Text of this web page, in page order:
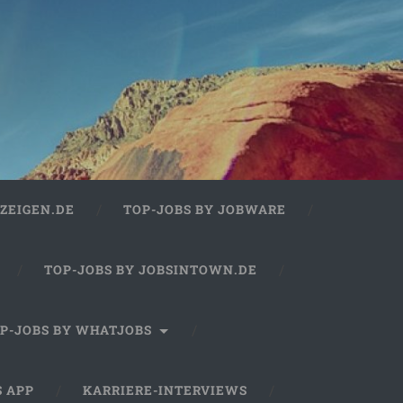
TOP-JOBS BY JOBWARE
TOP-JOBS BY JOBSINTOWN.DE
JOBS BY WHATJOBS
APP KARRIERE-INTERVIEWS